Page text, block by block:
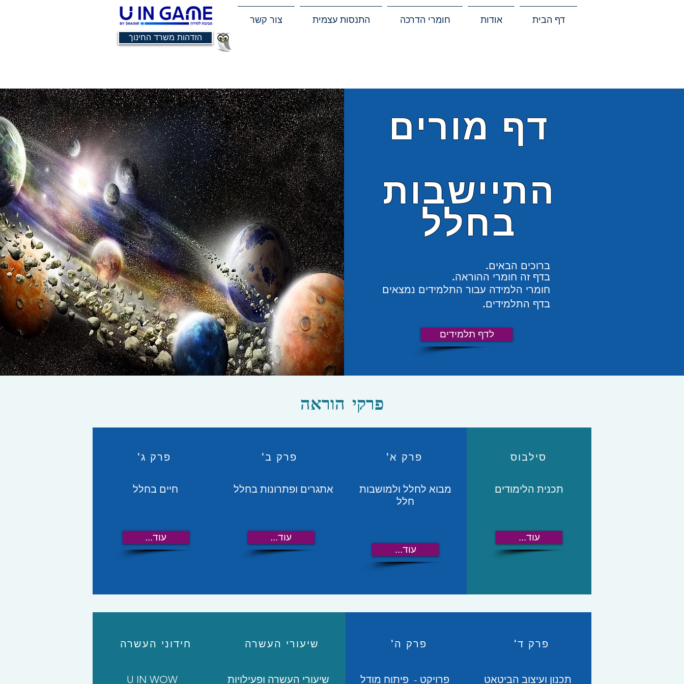
הזדהות משרד החינוך
דף הבית אודות חומרי הדרכה התנסות עצמית צור קשר
דף מורים
התיישבות
בחלל
ברוכים הבאים.
בדף זה חומרי ההוראה.
חומרי הלמידה עבור התלמידים נמצאים
בדף התלמידים.
לדף תלמידים
פרקי הוראה
פרק ג'
חיים בחלל
...עוד
פרק ב'
אתגרים ופתרונות בחלל
...עוד
פרק א'
מבוא לחלל ולמושבות
חלל
...עוד
סילבוס
תכנית הלימודים
...עוד
חידוני העשרה
U IN WOW
שיעורי העשרה
שיעורי העשרה ופעילויות
פרק ה'
פרויקט - פיתוח מודל
פרק ד'
תכנון ועיצוב הביטאט